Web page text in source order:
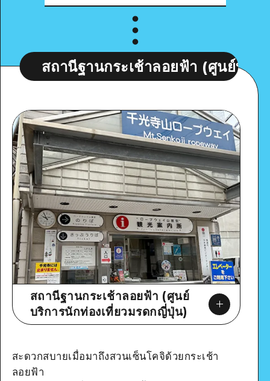
นีฐานกระเช้าลอยฟ้า (ศูนย์บริการนักท่อ
สถานีฐานกระเช้าลอยฟ้า (ศูนย์
บริการนักท่องเที่ยวมรดกญี่ปุ่น)
สะดวกสบายเมื่อมาถึงสวนเซ็นโคจิด้วยกระเช้า
ลอยฟ้า